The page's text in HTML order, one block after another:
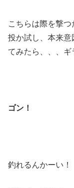
こちらは際を撃
投か試し、本来意
てみたら、、、
ゴン！
釣れるんかーい！